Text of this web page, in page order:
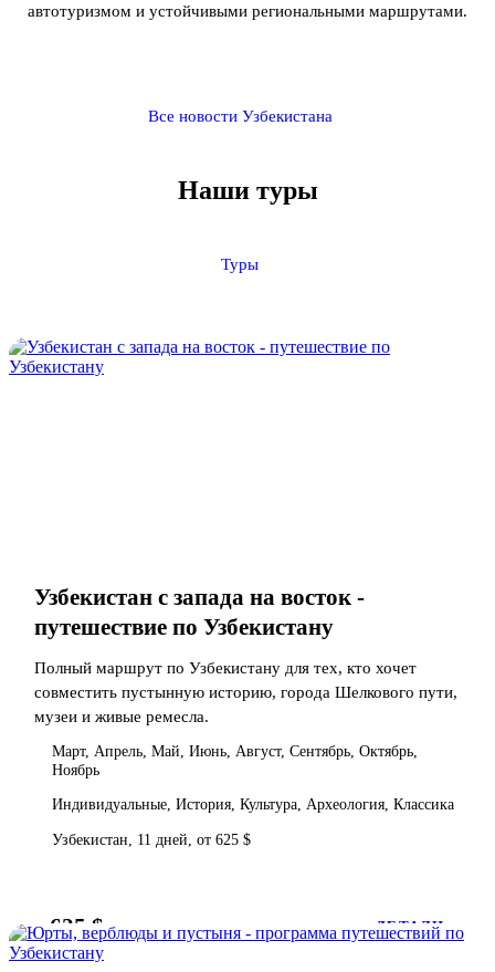
автотуризмом и устойчивыми региональными маршрутами.
Все новости Узбекистана
Наши туры
Туры
Узбекистан с запада на восток -
путешествие по Узбекистану
Полный маршрут по Узбекистану для тех, кто хочет
совместить пустынную историю, города Шелкового пути,
музеи и живые ремесла.
Март, Апрель, Май, Июнь, Август, Сентябрь, Октябрь,
Ноябрь
Индивидуальные, История, Культура, Археология, Классика
Узбекистан, 11 дней, от 625 $
от625 $ ДЕТАЛИ